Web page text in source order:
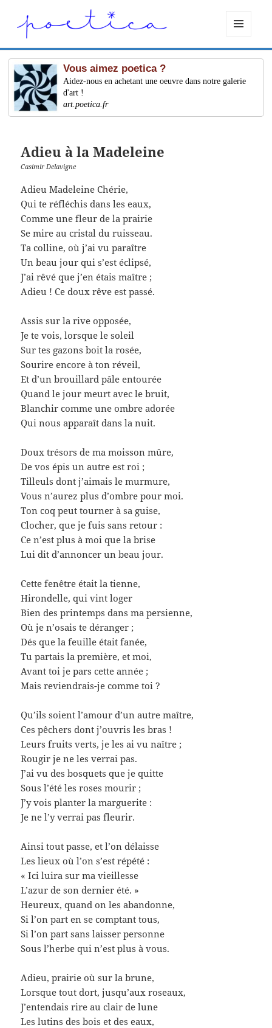
ET
WIDGETS
Vous aimez poetica ?
Aidez-nous en achetant une oeuvre dans notre galerie
d'art !
art.poetica.fr
Adieu à la Madeleine
Casimir Delavigne
Adieu Madeleine Chérie,
Qui te réfléchis dans les eaux,
Comme une fleur de la prairie
Se mire au cristal du ruisseau.
Ta colline, où j’ai vu paraître
Un beau jour qui s’est éclipsé,
J’ai rêvé que j’en étais maître ;
Adieu ! Ce doux rêve est passé.
Assis sur la rive opposée,
Je te vois, lorsque le soleil
Sur tes gazons boit la rosée,
Sourire encore à ton réveil,
Et d’un brouillard pâle entourée
Quand le jour meurt avec le bruit,
Blanchir comme une ombre adorée
Qui nous apparaît dans la nuit.
Doux trésors de ma moisson mûre,
De vos épis un autre est roi ;
Tilleuls dont j’aimais le murmure,
Vous n’aurez plus d’ombre pour moi.
Ton coq peut tourner à sa guise,
Clocher, que je fuis sans retour :
Ce n’est plus à moi que la brise
Lui dit d’annoncer un beau jour.
Cette fenêtre était la tienne,
Hirondelle, qui vint loger
Bien des printemps dans ma persienne,
Où je n’osais te déranger ;
Dés que la feuille était fanée,
Tu partais la première, et moi,
Avant toi je pars cette année ;
Mais reviendrais-je comme toi ?
Qu’ils soient l’amour d’un autre maître,
Ces pêchers dont j’ouvris les bras !
Leurs fruits verts, je les ai vu naître ;
Rougir je ne les verrai pas.
J’ai vu des bosquets que je quitte
Sous l’été les roses mourir ;
J’y vois planter la marguerite :
Je ne l’y verrai pas fleurir.
Ainsi tout passe, et l’on délaisse
Les lieux où l’on s’est répété :
« Ici luira sur ma vieillesse
L’azur de son dernier été. »
Heureux, quand on les abandonne,
Si l’on part en se comptant tous,
Si l’on part sans laisser personne
Sous l’herbe qui n’est plus à vous.
Adieu, prairie où sur la brune,
Lorsque tout dort, jusqu’aux roseaux,
J’entendais rire au clair de lune
Les lutins des bois et des eaux,